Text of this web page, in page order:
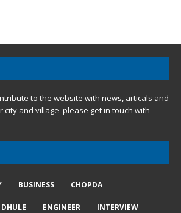
to the website with news, articals and
city and village please get in touch with
BUSINESS CHOPDA
DHULE ENGINEER INTERVIEW